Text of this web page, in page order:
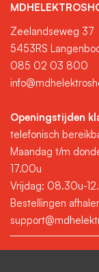
Zeelandseweg 37
5453RS
085 02 03 800
Openingstijden
telefonisch
Maandag t/m
17.00u
Vrijdag: 08.30u-
Bestellingen